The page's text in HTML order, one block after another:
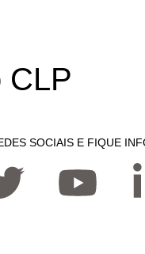
CLP
SOCIAIS E FIQUE